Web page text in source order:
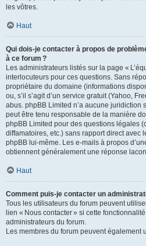
les vôtres.
Haut
Qui dois-je contacter à propos de
à ce forum ?
Les administrateurs listés sur la page «
interlocuteurs pour ces questions. Sans
propriétaire du domaine (informations
ou, s’il s’agit d’un service gratuit (Yahoo,
abus. phpBB Limited n’a aucune juridiction
peut être tenu responsable de la manière
phpBB Limited pour des questions légales
diffamatoires, etc.) sans rapport direct avec
phpBB lui-même. Les e-mails à propos
obtiennent généralement une réponse
Haut
Comment puis-je contacter un
Tous les utilisateurs du forum peuvent
lien « Nous contacter » si cette
administrateurs du forum.
Les membres du forum peuvent également